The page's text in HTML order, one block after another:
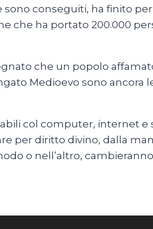
conseguiti, ha finito
che ha portato 200.000
che un popolo
Medioevo sono ancora
abili col computer, internet e
per diritto divino, dalla
o nell’altro,